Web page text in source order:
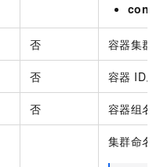
否 容器集群
否 容器 ID。
否 容器组名
集群命名